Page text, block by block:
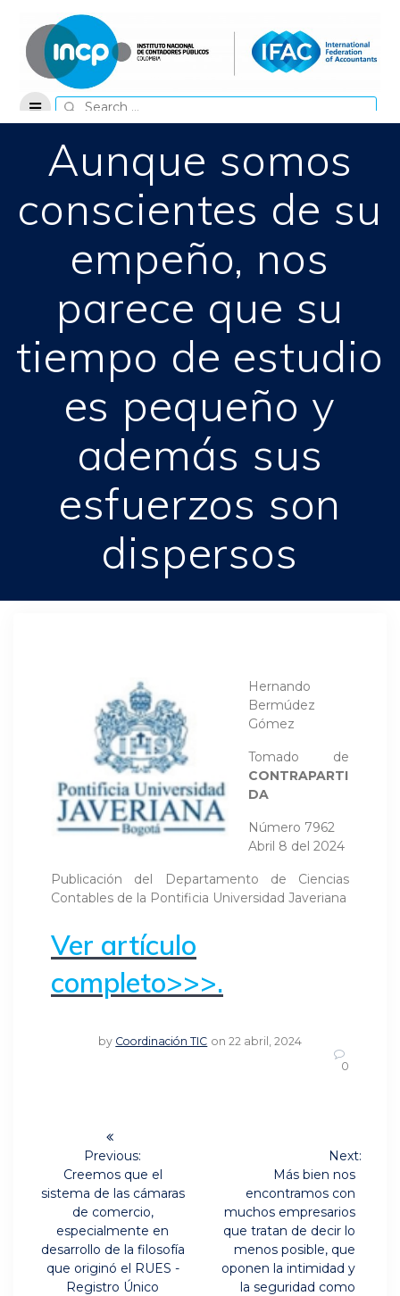
content
Search
for:
Aunque somos
conscientes de su
empeño, nos
parece que su
tiempo de estudio
es pequeño y
además sus
esfuerzos son
dispersos
Hernando
Bermúdez
Gómez
Tomado de
CONTRAPARTI
DA
Número 7962
Abril 8 del 2024
Publicación del Departamento de Ciencias
Contables de la Pontificia Universidad Javeriana
Ver artículo
completo>>>.
by Coordinación TIC on 22 abril, 2024
0
Navegación
entradas
Previous:
Previous
post:
Creemos que el
sistema de las cámaras
de comercio,
especialmente en
desarrollo de la filosofía
que originó el RUES -
Registro Único
Next:
Más bien nos
encontramos con
muchos empresarios
que tratan de decir lo
menos posible, que
oponen la intimidad y
la seguridad como